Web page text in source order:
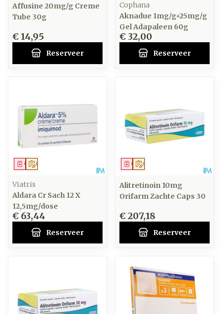
Affusine 20mg/g Creme
Tube 30g
€ 14,95
Reserveer
Cophana
Aknadue 1mg/g+25mg/g
Gel Adapaleen 60g
€ 32,00
Reserveer
Op voorschrift
Geneesmiddel
Viatris
Aldara Cr Sach 12 X
12,5mg/dose
€ 63,44
Reserveer
Op voorschrift
Geneesmiddel
Alitretinoin 10mg
Orifarm Zachte Caps 30
€ 207,18
Reserveer